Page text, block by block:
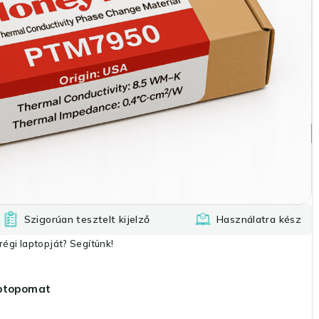
Kosárba rakom
Szigorúan tesztelt kijelző Használatra kész
laptopját? Segítünk!